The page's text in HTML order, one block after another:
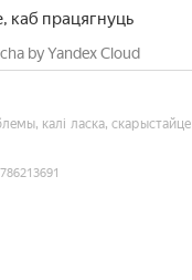
каб працягнуць
by Yandex Cloud
калі ласка, скарыстайце